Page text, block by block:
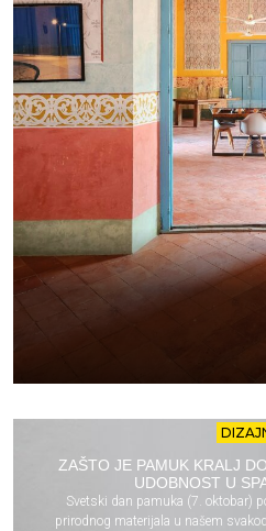
ZAŠTO JE PAMUK KRALJ
UDOBNOST U
Svetski dan pamuka (7. oktobar)
prirodnog materijala u našem